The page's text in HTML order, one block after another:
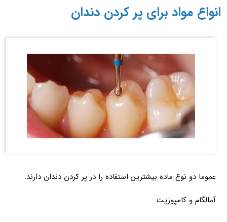
انواع مواد برای پر کردن دندان
عموما دو نوع ماده بیشترین استفاده را در پر کردن دندان دارند.
آمالگام و کامپوزیت.